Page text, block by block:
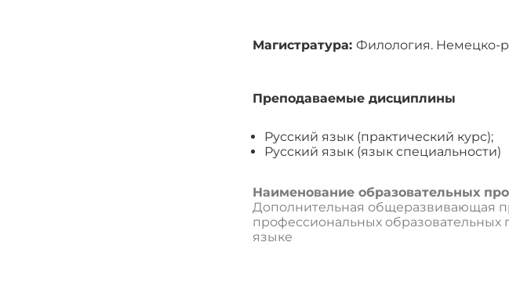
Магистратура: Филология. Немецко-
Преподаваемые дисциплины
Русский язык (практический курс);
Русский язык (язык специальности)
Наименование образовательных
Дополнительная общеразвивающая
профессиональных образовательных
языке